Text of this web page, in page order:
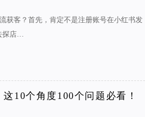
获客？首先，肯定不是注册账号在小红书发
探店…
10个角度100个问题必看！